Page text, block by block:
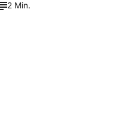
2 Min.